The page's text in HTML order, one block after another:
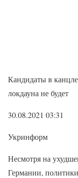
Кандидаты в
локдауна не будет
30.08.2021 03:31
Укринформ
Несмотря на
Германии,